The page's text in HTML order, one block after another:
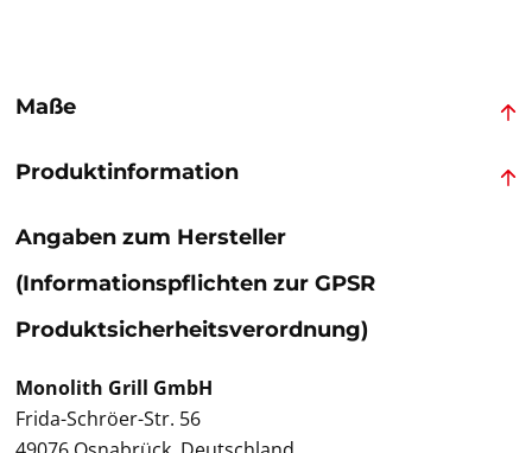
Maße
Produktinformation
Angaben zum Hersteller
(Informationspflichten zur GPSR
Produktsicherheitsverordnung)
Monolith Grill GmbH
Frida-Schröer-Str. 56